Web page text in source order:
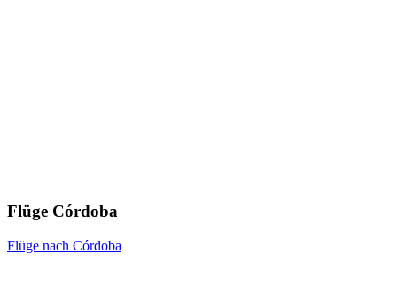
Flüge Córdoba
Flüge nach Córdoba